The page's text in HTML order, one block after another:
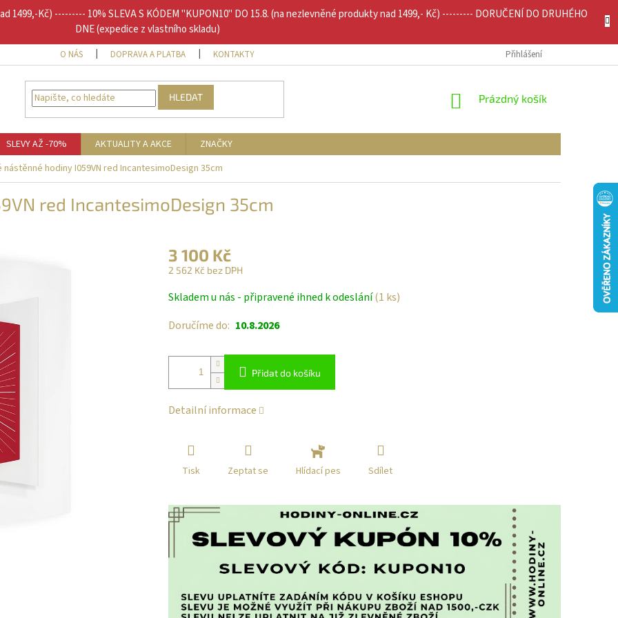
1499,-Kč) --------- 10% SLEVA S KÓDEM "KUPON10" DO 15.8. (na nezlevněné produkty nad 1499,- Kč) --------- DORUČENÍ DO DRUHÉHO
DNE (expedice z vlastního skladu)
O NÁS DOPRAVA A PLATBA KONTAKTY Přihlášení
HLEDAT
NÁKUPNÍ
Prázdný košík
SLEVY AŽ -70% AKTUALITY A AKCE
ZNAČKY
nástěnné hodiny I059VN red IncantesimoDesign 35cm
red IncantesimoDesign 35cm
3 100 Kč
2 562 Kč bez DPH
cena:
Skladem u nás - připravené ihned k odeslání(1 ks)
Doručíme do: 10.8.2026
Přidat do košíku
Detailní informace
Tisk Zeptat se Hlídací pes Sdílet